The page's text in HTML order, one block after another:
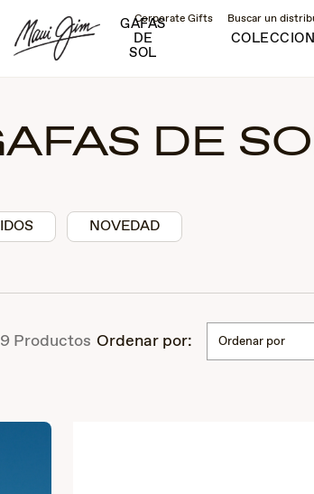
Corporate Gifts Buscar un
GAFAS
DE
SOL
DE
NOVEDAD
Productos Ordenar por: Ordenar por